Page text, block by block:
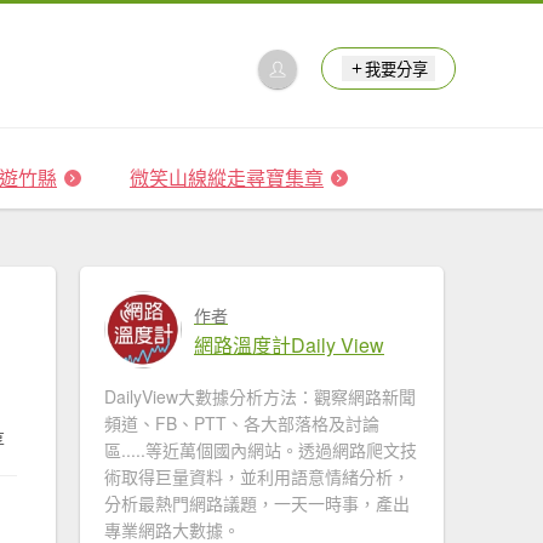
我要分享
竹縣 微笑山線縱走尋寶集章
作者
網路溫度計Daily View
DailyView大數據分析方法：觀察網路新聞
頻道、FB、PTT、各大部落格及討論
區.....等近萬個國內網站。透過網路爬文技
術取得巨量資料，並利用語意情緒分析，
分析最熱門網路議題，一天一時事，產出
專業網路大數據。